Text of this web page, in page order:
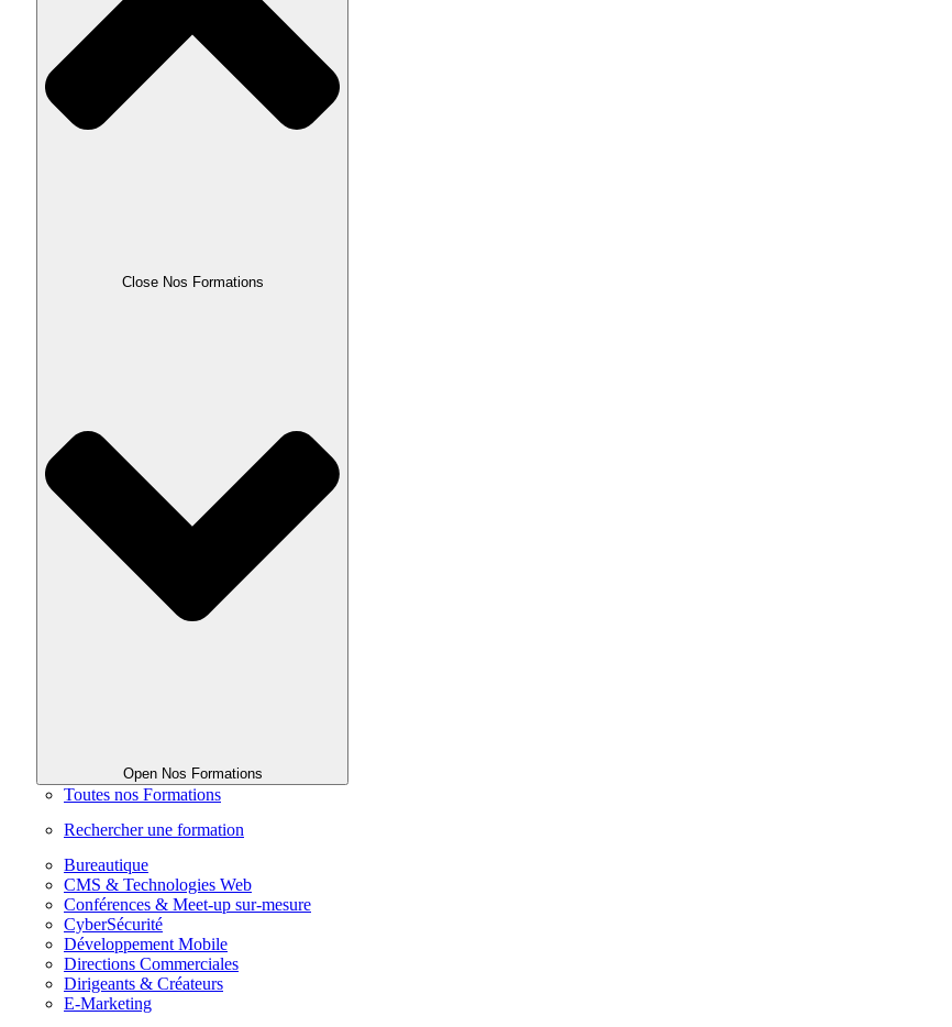
Close Nos Formations
Open Nos Formations
Toutes nos Formations
Rechercher une formation
Bureautique
CMS & Technologies Web
Conférences & Meet-up sur-mesure
CyberSécurité
Développement Mobile
Directions Commerciales
Dirigeants & Créateurs
E-Marketing